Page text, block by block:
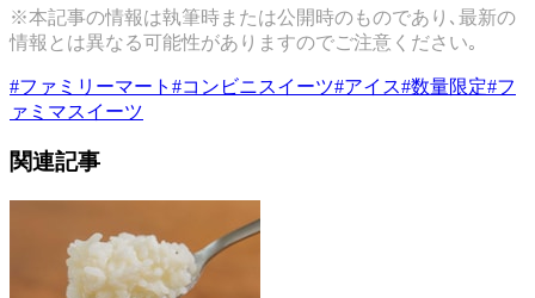
※本記事の情報は執筆時または公開時のものであり､最新の
情報とは異なる可能性がありますのでご注意ください｡
#ファミリーマート #コンビニスイーツ#アイス#数量限定#フ
ァミマスイーツ
関連記事